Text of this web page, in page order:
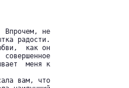
Впрочем, не
радости.
как он
меня к
вам, что